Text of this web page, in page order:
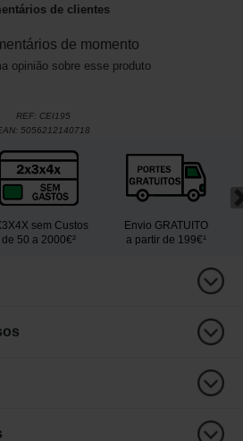
de clientes
de momento
opinião sobre esse produto
REF: CEI195
5056212140718
sem Custos
de 50 a 2000€²
Envio GRATUITO
a partir de 199€¹